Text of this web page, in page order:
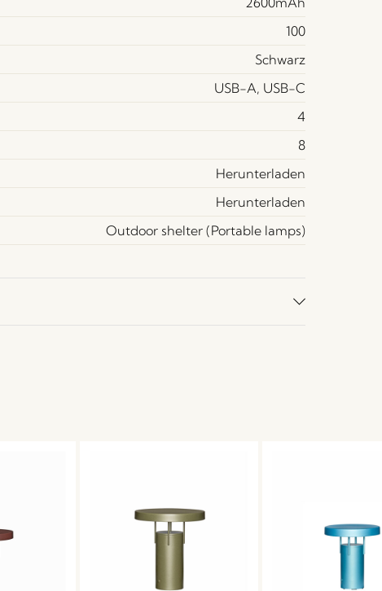
100
Schwarz
USB-A, USB-C
4
8
Herunterladen
Herunterladen
Outdoor shelter (Portable lamps)